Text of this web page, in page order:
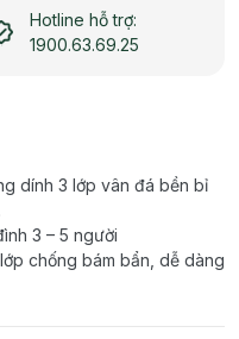
Hotline hỗ trợ:
1900.63.69.25
dính 3 lớp vân đá bền bỉ
3 – 5 người
chống bám bẩn, dễ dàng